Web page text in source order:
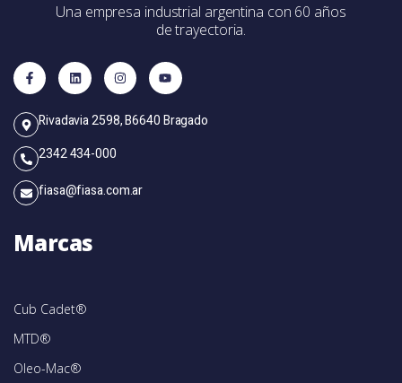
Una empresa industrial argentina con 60 años
de trayectoria.
Rivadavia 2598, B6640 Bragado
2342 434-000
fiasa@fiasa.com.ar
Marcas
Cub Cadet®
MTD®
Oleo-Mac®